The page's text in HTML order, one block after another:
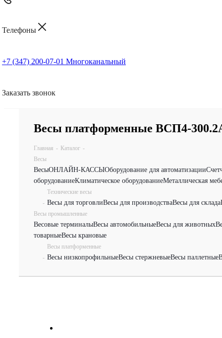
Телефоны
+7 (347) 200-07-01 Многоканальный
Заказать звонок
Весы платформенные ВСП4-
Главная - Каталог -
Весы
ВесыОНЛАЙН-КАССЫОборудование для автоматизации
оборудованиеКлиматическое оборудованиеМеталлическая
-
Технические весы
Весы для торговлиВесы для производстваВесы для склада
Весы промышленные
Весовые терминалыВесы автомобильныеВесы для животных
товарныеВесы крановые
-
Весы платформенные
Весы низкопрофильныеВесы стержневыеВесы паллетные